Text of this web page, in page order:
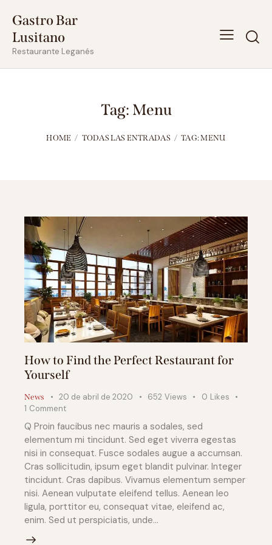
Gastro Bar
Lusitano
Restaurante Leganés
Tag: Menu
HOME TODAS LAS ENTRADAS TAG: MENU
How to Find the Perfect Restaurant for
Yourself
News 20 de abril de 2020 652 Views 0 Likes
1 Comment
Q Proin faucibus nec mauris a sodales, sed
elementum mi tincidunt. Sed eget viverra egestas
nisi in consequat. Fusce sodales augue a accumsan.
Cras sollicitudin, ipsum eget blandit pulvinar. Integer
tincidunt. Cras dapibus. Vivamus elementum semper
nisi. Aenean vulputate eleifend tellus. Aenean leo
ligula, porttitor eu, consequat vitae, eleifend ac,
enim. Sed ut perspiciatis, unde…